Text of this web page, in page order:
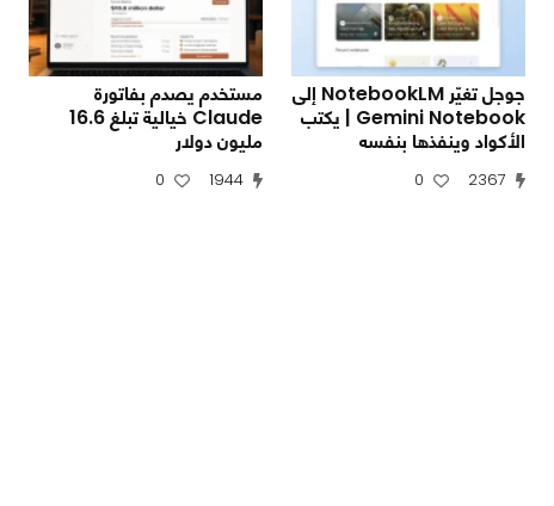
جوجل تغيّر NotebookLM إلى
Gemini Notebook | يكتب
الأكواد وينفذها بنفسه
2367
0
مستخدم يصدم بفاتورة
Claude خيالية تبلغ 16.6
مليون دولار
1944
0